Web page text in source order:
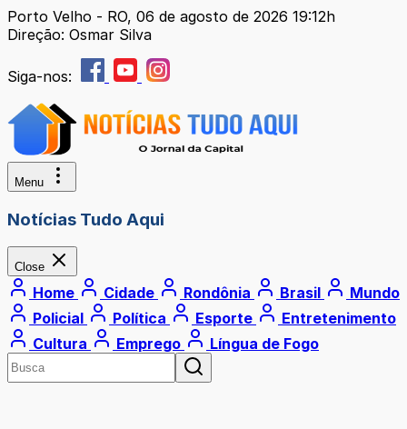
Porto Velho - RO, 06 de agosto de 2026 19:12h
Direção: Osmar Silva
Siga-nos:
Menu
Notícias Tudo Aqui
Close
Home Cidade Rondônia Brasil
Mundo
Policial
Política Esporte
Entretenimento
Cultura
Emprego Língua de Fogo